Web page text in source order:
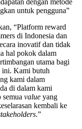
untuk pengguna”
“Platform reward
di Indonesia dan
inovatif dan tidak
hal pokok dalam
utama bagi
ini. Kami butuh
kami dalam
di dalam kami
value yang
kembali ke
.”